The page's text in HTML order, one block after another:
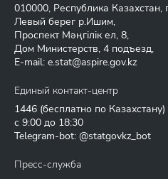
010000, Республика Казахстан,
Левый берег р.Ишим,
Проспект Мәңгілік ел, 8,
Дом Министерств, 4 подъезд,
E-mail: e.stat@aspire.gov.kz
Единый контакт-центр
1446 (бесплатно по Казахстану)
с 9:00 до 18:30
Telegram-bot: @statgovkz_bot
Пресс-служба